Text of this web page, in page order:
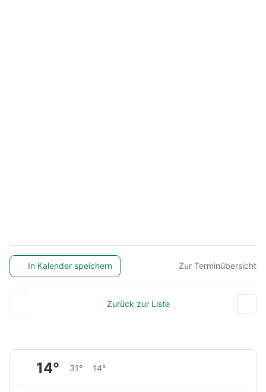
In Kalender speichern Zur Terminübersicht
Zurück zur Liste
14° 31° 14°